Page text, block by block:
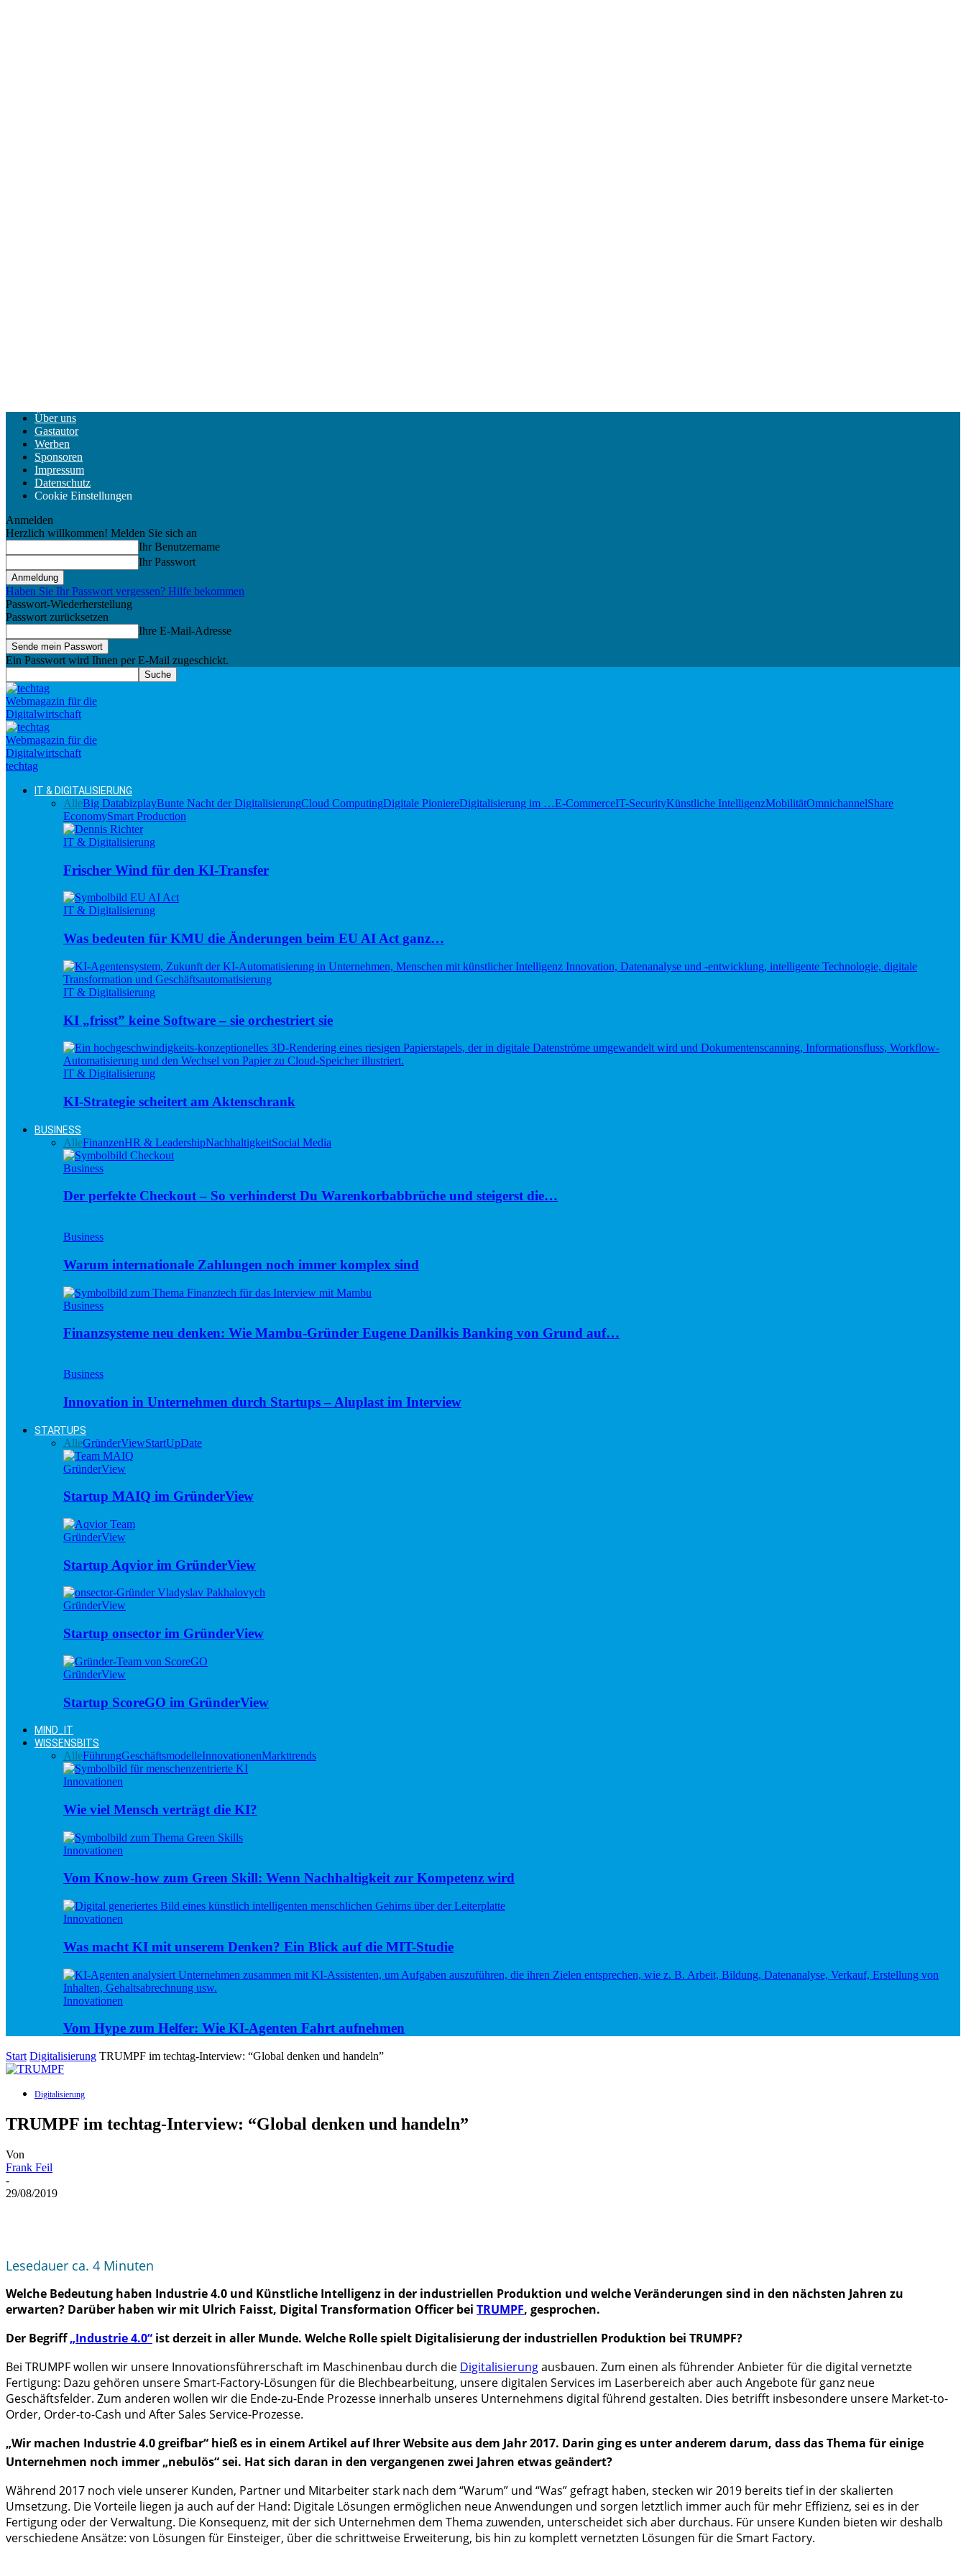
Über uns
Gastautor
Werben
Sponsoren
Impressum
Datenschutz
Cookie Einstellungen
Anmelden
Herzlich willkommen! Melden Sie sich an
Ihr Benutzername
Ihr Passwort
Haben Sie Ihr Passwort vergessen? Hilfe bekommen
Passwort-Wiederherstellung
Passwort zurücksetzen
Ihre E-Mail-Adresse
Ein Passwort wird Ihnen per E-Mail zugeschickt.
techtag
IT & DIGITALISIERUNG
AlleBig DatabizplayBunte Nacht der DigitalisierungCloud ComputingDigitale PioniereDigitalisierung im …E-CommerceIT-SecurityKünstliche IntelligenzMobilitätOmnichannelShare
EconomySmart Production
IT & Digitalisierung
Frischer Wind für den KI-Transfer
IT & Digitalisierung
Was bedeuten für KMU die Änderungen beim EU AI Act ganz…
IT & Digitalisierung
KI „frisst” keine Software – sie orchestriert sie
IT & Digitalisierung
KI-Strategie scheitert am Aktenschrank
BUSINESS
AlleFinanzenHR & LeadershipNachhaltigkeitSocial Media
Business
Der perfekte Checkout – So verhinderst Du Warenkorbabbrüche und steigerst die…
Business
Warum internationale Zahlungen noch immer komplex sind
Business
Finanzsysteme neu denken: Wie Mambu-Gründer Eugene Danilkis Banking von Grund auf…
Business
Innovation in Unternehmen durch Startups – Aluplast im Interview
STARTUPS
AlleGründerViewStartUpDate
GründerView
Startup MAIQ im GründerView
GründerView
Startup Aqvior im GründerView
GründerView
Startup onsector im GründerView
GründerView
Startup ScoreGO im GründerView
MIND_IT
WISSENSBITS
AlleFührungGeschäftsmodelleInnovationenMarkttrends
Innovationen
Wie viel Mensch verträgt die KI?
Innovationen
Vom Know-how zum Green Skill: Wenn Nachhaltigkeit zur Kompetenz wird
Innovationen
Was macht KI mit unserem Denken? Ein Blick auf die MIT-Studie
Innovationen
Vom Hype zum Helfer: Wie KI-Agenten Fahrt aufnehmen
Start Digitalisierung TRUMPF im techtag-Interview: “Global denken und handeln”
Digitalisierung
TRUMPF im techtag-Interview: “Global denken und handeln”
Von
Frank Feil
-
29/08/2019
Lesedauer ca. 4 Minuten
Welche Bedeutung haben Industrie 4.0 und Künstliche Intelligenz in der industriellen Produktion und welche Veränderungen sind in den nächsten Jahren zu
erwarten? Darüber haben wir mit Ulrich Faisst, Digital Transformation Officer bei TRUMPF, gesprochen.
Der Begriff„Industrie 4.0“ ist derzeit in aller Munde. Welche Rolle spielt Digitalisierung der industriellen Produktion bei TRUMPF?
Bei TRUMPF wollen wir unsere Innovationsführerschaft im Maschinenbau durch die Digitalisierungausbauen. Zum einen als führender Anbieter für die digital vernetzte
Fertigung: Dazu gehören unsere Smart-Factory-Lösungen für die Blechbearbeitung, unsere digitalen Services im Laserbereich aber auch Angebote für ganz neue
Geschäftsfelder. Zum anderen wollen wir die Ende-zu-Ende Prozesse innerhalb unseres Unternehmens digital führend gestalten. Dies betrifft insbesondere unsere Market-to-
Order, Order-to-Cash und After Sales Service-Prozesse.
„Wir machen Industrie 4.0 greifbar“ hieß es in einem Artikel auf Ihrer Website aus dem Jahr 2017. Darin ging es unter anderem darum, dass das Thema für einige
Unternehmen noch immer „nebulös“ sei. Hat sich daran in den vergangenen zwei Jahren etwas geändert?
Während 2017 noch viele unserer Kunden, Partner und Mitarbeiter stark nach dem “Warum” und “Was” gefragt haben, stecken wir 2019 bereits tief in der skalierten
Umsetzung. Die Vorteile liegen ja auch auf der Hand: Digitale Lösungen ermöglichen neue Anwendungen und sorgen letztlich immer auch für mehr Effizienz, sei es in der
Fertigung oder der Verwaltung. Die Konsequenz, mit der sich Unternehmen dem Thema zuwenden, unterscheidet sich aber durchaus. Für unsere Kunden bieten wir deshalb
verschiedene Ansätze: von Lösungen für Einsteiger, über die schrittweise Erweiterung, bis hin zu komplett vernetzten Lösungen für die Smart Factory.